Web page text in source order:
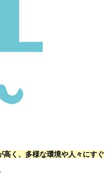
高く、多様な環境や人々にすぐ